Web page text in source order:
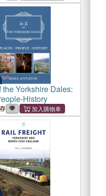
the Yorkshire Dales:
History